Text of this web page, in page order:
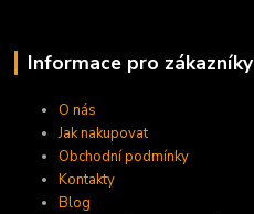
Informace pro zákazníky
O nás
Jak nakupovat
Obchodní podmínky
Kontakty
Blog